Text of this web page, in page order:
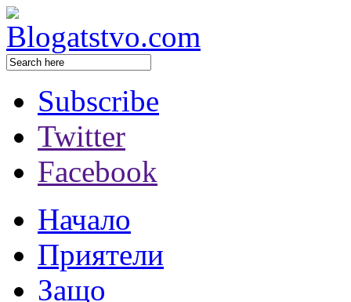
Subscribe
Twitter
Facebook
Начало
Приятели
Защо